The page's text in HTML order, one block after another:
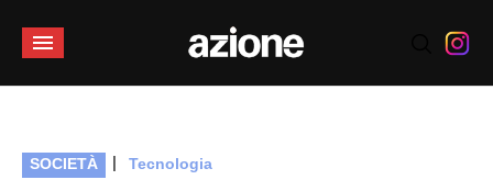
SOCIETÀ | Tecnologia